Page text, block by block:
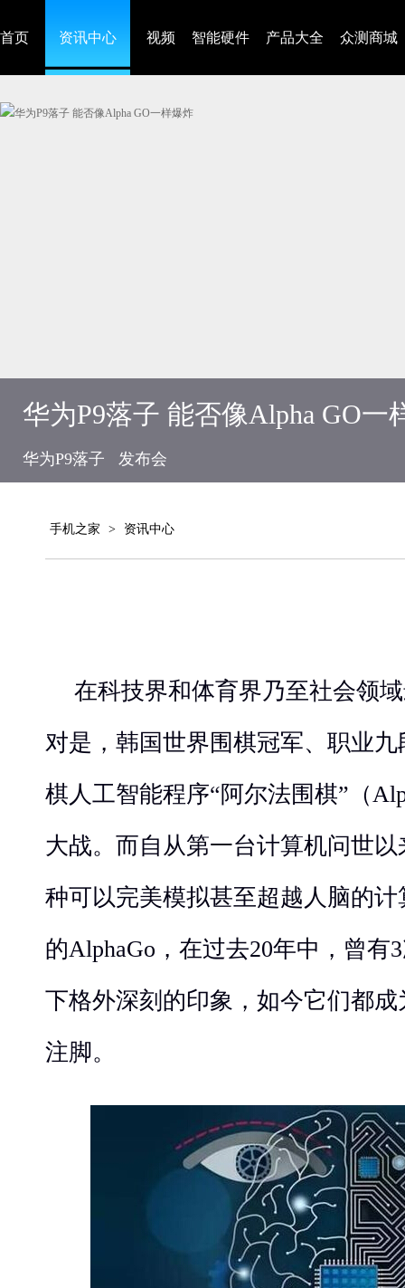
首页 资讯中心 视频 智能硬件 产品大全 众测商城
华为P9落子 能否像Alpha GO一
华为P9落子 发布会
手机之家 > 资讯中心
在科技界和体育界乃至社会领
对是，韩国世界围棋冠军、职业
棋人工智能程序“阿尔法围棋”（
大战。而自从第一台计算机问世
种可以完美模拟甚至超越人脑的
的AlphaGo，在过去20年中，曾有
下格外深刻的印象，如今它们都
注脚。